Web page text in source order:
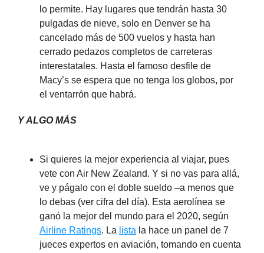
lo permite. Hay lugares que tendrán hasta 30
pulgadas de nieve, solo en Denver se ha
cancelado más de 500 vuelos y hasta han
cerrado pedazos completos de carreteras
interestatales. Hasta el famoso desfile de
Macy’s se espera que no tenga los globos, por
el ventarrón que habrá.
Y ALGO MÁS
Si quieres la mejor experiencia al viajar, pues
vete con Air New Zealand. Y si no vas para allá,
ve y págalo con el doble sueldo –a menos que
lo debas (ver cifra del día). Esta aerolínea se
ganó la mejor del mundo para el 2020, según
Airline Ratings. La lista la hace un panel de 7
jueces expertos en aviación, tomando en cuenta